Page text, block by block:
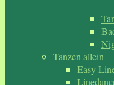
Tanzen allein
Easy